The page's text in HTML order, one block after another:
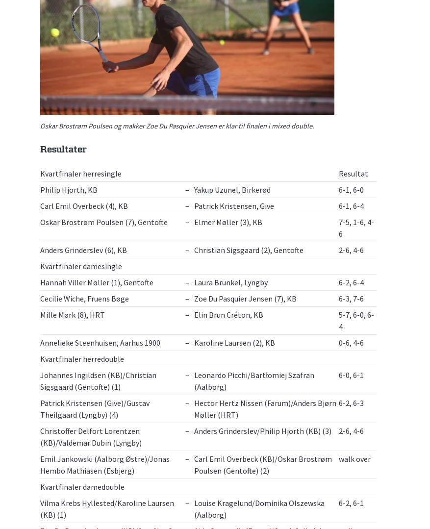
Oskar Brostrøm Poulsen og makker Zoe Du Pasquier Jensen er klar til finalen i mixed double.
Resultater
Kvartfinaler herresingle
Resultat
Philip Hjorth, KB
– Yakup Uzunel, Birkerød
6-1, 6-0
Carl Emil Overbeck (4), KB
– Patrick Kristensen, Give
6-1, 6-4
Oskar Brostrøm Poulsen (7), Gentofte
– Elmer Møller (3), KB
7-5, 1-6, 4-
6
Anders Grinderslev (6), KB
– Christian Sigsgaard (2), Gentofte
2-6, 4-6
Kvartfinaler damesingle
Hannah Viller Møller (1), Gentofte
– Laura Brunkel, Lyngby
6-2, 6-4
Cecilie Wiche, Fruens Bøge
– Zoe Du Pasquier Jensen (7), KB
6-3, 7-6
Mille Mørk (8), HRT
– Elin Brun Créton, KB
5-7, 6-0, 6-
4
Annelieke Steenhuisen, Aarhus 1900
– Karoline Laursen (2), KB
0-6, 4-6
Kvartfinaler herredouble
Johannes Ingildsen (KB)/Christian
Sigsgaard (Gentofte) (1)
– Leonardo Picchi/Bartłomiej Szafran
(Aalborg)
6-0, 6-1
Patrick Kristensen (Give)/Gustav
Theilgaard (Lyngby) (4)
– Hector Hertz Nissen (Farum)/Anders Bjørn
Møller (HRT)
6-2, 6-3
Christoffer Delfort Lorentzen
(KB)/Valdemar Dubin (Lyngby)
– Anders Grinderslev/Philip Hjorth (KB) (3) 2-6, 4-6
Emil Jankowski (Aalborg Østre)/Jonas
Hembo Mathiasen (Esbjerg)
– Carl Emil Overbeck (KB)/Oskar Brostrøm
Poulsen (Gentofte) (2)
walk over
Kvartfinaler damedouble
Vilma Krebs Hyllested/Karoline Laursen
(KB) (1)
– Louise Kragelund/Dominika Olszewska
(Aalborg)
6-2, 6-1